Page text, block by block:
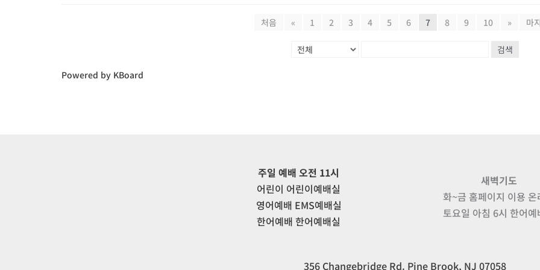
처음 « 1 2 3 4 5 6 7 8 9 10 » 마
검색
Powered by KBoard
주일 예배 오전 11시
어린이 어린이예배실
영어예배 EMS예배실
한어예배 한어예배실
새벽기도
화~금 홈페이지 이용 온
토요일 아침 6시 한어예
356 Changebridge Rd. Pine Brook, NJ 07058